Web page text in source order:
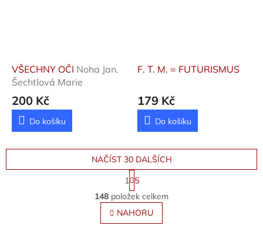
VŠECHNY OČI Noha Jan,
Šechtlová Marie
200 Kč
Do košíku
F. T. M. = FUTURISMUS
179 Kč
Do košíku
O
v
l
á
NAČÍST 30 DALŠÍCH
S
t
r
á
n
k
1
5
148 položek celkem
NAHORU